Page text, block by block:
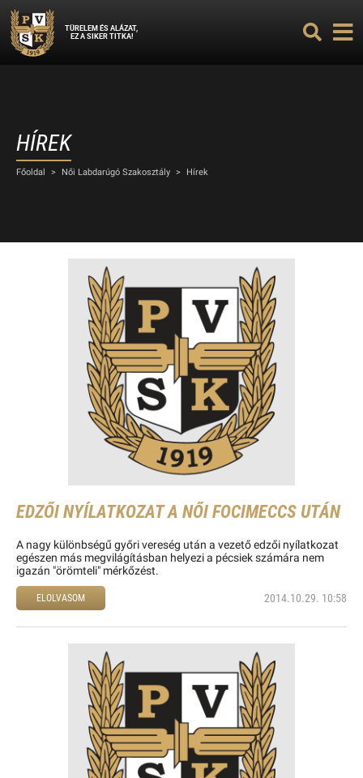
TÜRELEM ÉS ALÁZAT,
EZ A SIKER TITKA!
HÍREK
Főoldal > Női Labdarúgó Szakosztály > Hírek
EDZŐI NYÍLATKOZAT A NŐI FOCIMECCS UTÁN
A nagy különbségű győri vereség után a vezető edzői nyílatkozat
egészen más megvilágításban helyezi a pécsiek számára nem
igazán "örömteli" mérkőzést.
ELOLVASOM 2014.10.29. 10:58